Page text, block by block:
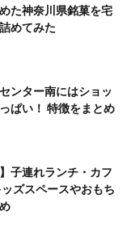
た神奈川県銘菓を宅
めてみた
ンター南にはショッ
ぱい！ 特徴をまとめ
子連れランチ・カフ
ズスペースやおもち